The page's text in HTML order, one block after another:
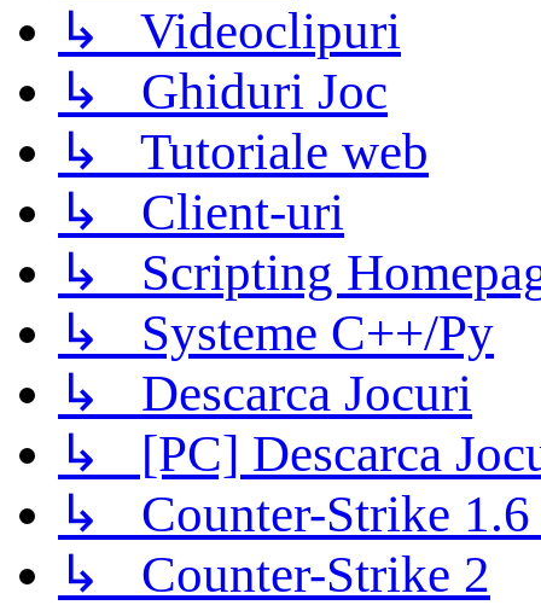
↳ Videoclipuri
↳ Ghiduri Joc
↳ Tutoriale web
↳ Client-uri
↳ Scripting
↳ Systeme C++/Py
↳ Descarca Jocuri
↳ [PC] Descarca
↳ Counter-Strike 1.6
↳ Counter-Strike 2